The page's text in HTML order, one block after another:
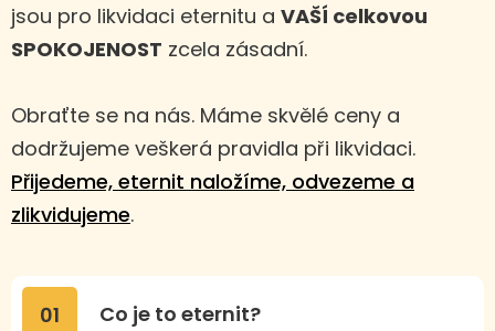
jsou pro likvidaci eternitu a VAŠÍ celkovou
SPOKOJENOST zcela zásadní.
Obraťte se na nás. Máme skvělé ceny a
dodržujeme veškerá pravidla při likvidaci.
Přijedeme, eternit naložíme, odvezeme a
zlikvidujeme.
01 Co je to eternit?